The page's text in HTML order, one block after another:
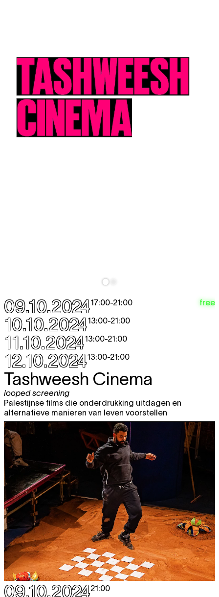
09.10.202417:00-21:00
10.10.202413:00-21:00
11.10.202413:00-21:00
12.10.202413:00-21:00
free
Tashweesh Cinema
looped screening
Palestijnse films die onderdrukking uitdagen en
alternatieve manieren van leven voorstellen
09.10.202421:00